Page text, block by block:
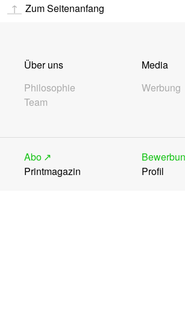
Zum Seitenanfang
Über uns
Philosophie
Team
Media
Werbung
Abo
Printmagazin
Profil